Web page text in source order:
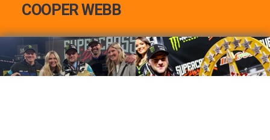
COOPER WEBB